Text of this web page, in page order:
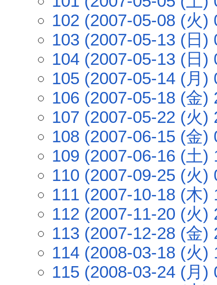
102 (2007-05-08 (火)
103 (2007-05-13 (日)
104 (2007-05-13 (日)
105 (2007-05-14 (月)
106 (2007-05-18 (金)
107 (2007-05-22 (火)
108 (2007-06-15 (金)
109 (2007-06-16 (土)
110 (2007-09-25 (火)
111 (2007-10-18 (木)
112 (2007-11-20 (火)
113 (2007-12-28 (金)
114 (2008-03-18 (火)
115 (2008-03-24 (月)